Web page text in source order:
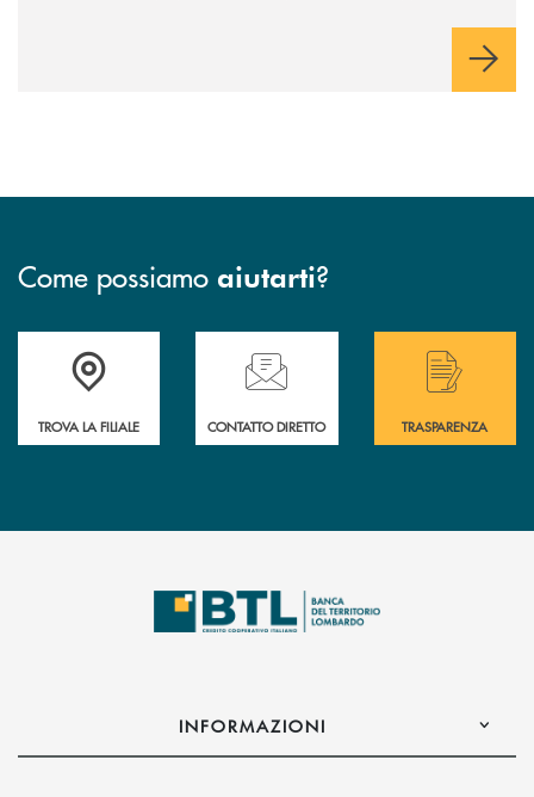
Come possiamo aiutarti?
Accedi all' elenco completo delle filiali .
TROVA LA FILIALE
Hai bisogno di assistenza immediata?
CONTATTO DIRETTO
Hai bisogno di
TRASPARENZA
INFORMAZIONI